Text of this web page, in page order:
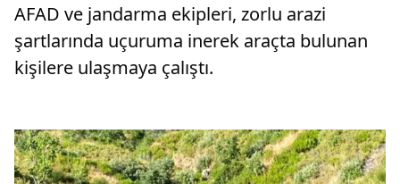
AFAD ve jandarma ekipleri, zorlu arazi
şartlarında uçuruma inerek araçta bulunan
kişilere ulaşmaya çalıştı.